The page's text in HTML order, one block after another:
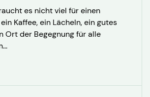
es nicht viel für einen
Kaffee, ein Lächeln, ein gutes
Ort der Begegnung für alle